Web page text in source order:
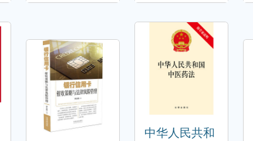
中华人民共和